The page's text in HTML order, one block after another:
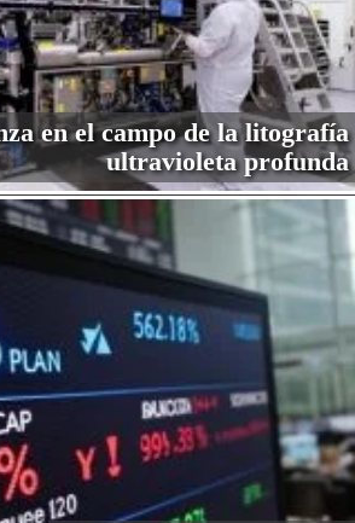
en el campo de la litografía
ultravioleta profunda